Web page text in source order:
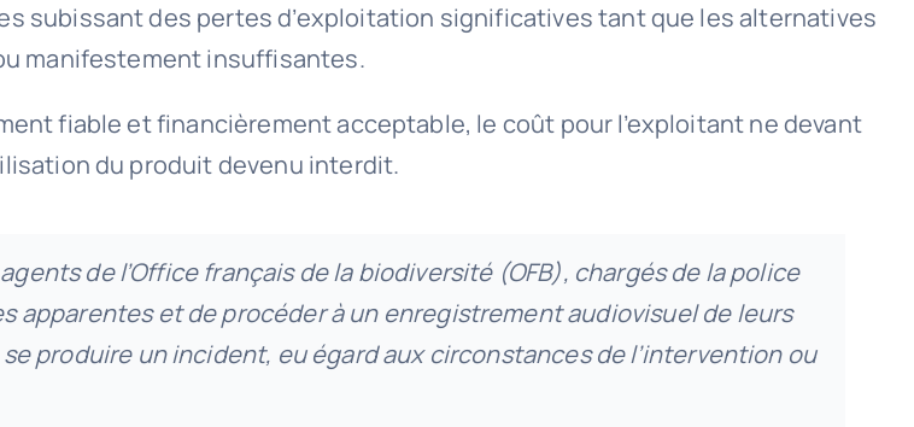
subissant des pertes d’exploitation significatives tant que les alternatives
manifestement insuffisantes.
fiable et financièrement acceptable, le coût pour l’exploitant ne devant
du produit devenu interdit.
de l’Office français de la biodiversité (OFB), chargés de la police
apparentes et de procéder à un enregistrement audiovisuel de leurs
produire un incident, eu égard aux circonstances de l’intervention ou